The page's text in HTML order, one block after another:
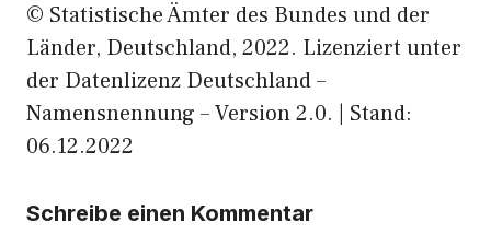
© Statistische Ämter des Bundes und der
Länder, Deutschland, 2022. Lizenziert unter
der Datenlizenz Deutschland –
Namensnennung – Version 2.0. | Stand:
06.12.2022
Schreibe einen Kommentar